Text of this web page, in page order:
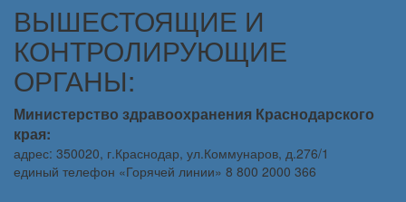
ВЫШЕСТОЯЩИЕ И
КОНТРОЛИРУЮЩИЕ
ОРГАНЫ:
Министерство здравоохранения Краснодарского
края:
адрес: 350020, г.Краснодар, ул.Коммунаров, д.276/1
единый телефон «Горячей линии» 8 800 2000 366